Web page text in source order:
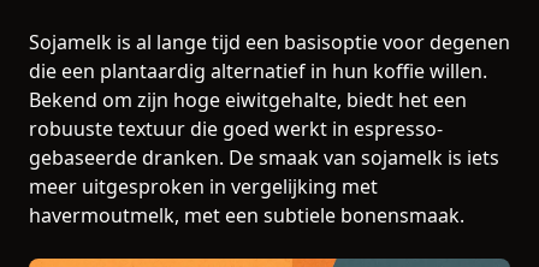
Sojamelk is al lange tijd een basisoptie voor degenen
die een plantaardig alternatief in hun koffie willen.
Bekend om zijn hoge eiwitgehalte, biedt het een
robuuste textuur die goed werkt in espresso-
gebaseerde dranken. De smaak van sojamelk is iets
meer uitgesproken in vergelijking met
havermoutmelk, met een subtiele bonensmaak.